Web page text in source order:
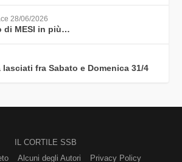
28/06/2026
di MESI in più…
fra Sabato e Domenica 31/4
IL CORTILE SSB
Alcuni degli Autori Privacy Policy